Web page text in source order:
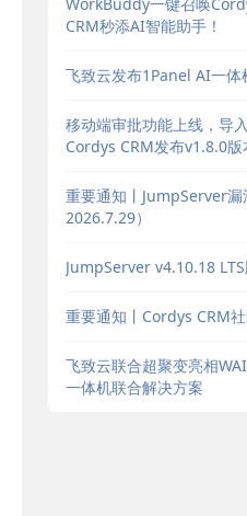
CRM秒添AI智能助手！
飞致云发布1Panel AI一体
移动端审批功能上线，导
Cordys CRM发布v1.8.0版
重要通知丨JumpServer漏
2026.7.29）
JumpServer v4.10.18
重要通知丨Cordys CRM
飞致云联合超聚变亮相
一体机联合解决方案